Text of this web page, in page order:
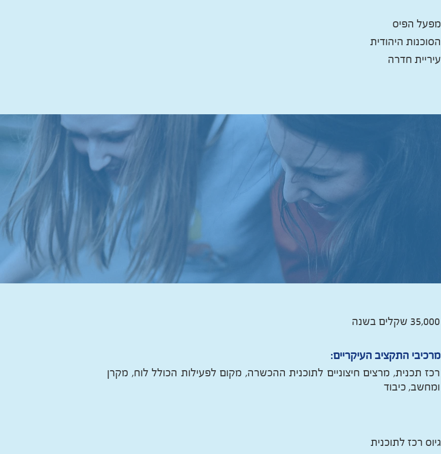
מפעל הפיס
הסוכנות היהודית
עיריית חדרה
35,000 שקלים בשנה
מרכיבי התקציב העיקריים:
רכז תכנית, מרצים חיצוניים לתוכנית ההכשרה, מקום לפעילות הכולל לוח, מקרן
ומחשב, כיבוד
גיוס רכז לתוכנית